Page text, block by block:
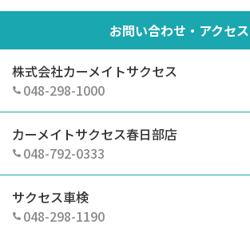
お問い合わせ・アクセス
株式会社カーメイトサクセス
048-298-1000
カーメイトサクセス春日部店
048-792-0333
サクセス車検
048-298-1190